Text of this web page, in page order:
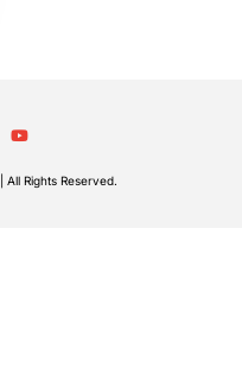
Rights Reserved.